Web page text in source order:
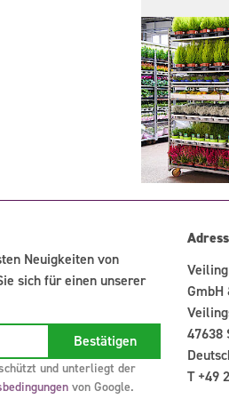
Neuigkeiten von
sich für einen unserer
und unterliegt der
von Google.
GmbH
47638
T +49